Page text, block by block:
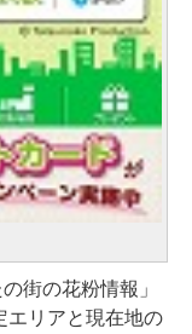
街の花粉情報」
エリアと現在地の